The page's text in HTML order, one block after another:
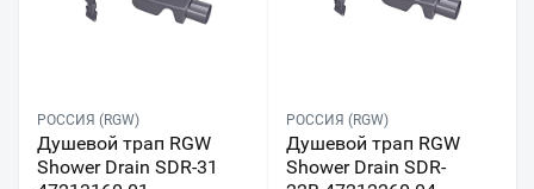
РОССИЯ (RGW)
Душевой трап RGW
Shower Drain SDR-31
РОССИЯ (RGW)
Душевой трап RGW
Shower Drain SDR-